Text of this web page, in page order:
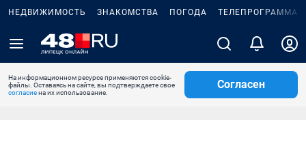
НЕДВИЖИМОСТЬ ЗНАКОМСТВА ПОГОДА ТЕЛЕПРОГРАММА
На информационном ресурсе применяются cookie-
файлы. Оставаясь на сайте, вы подтверждаете свое
согласиена их использование.
Согласен